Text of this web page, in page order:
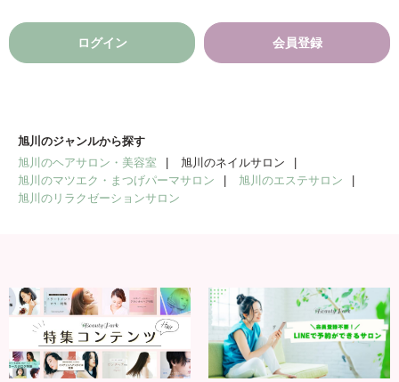
ログイン 会員登録
旭川のジャンルから探す
旭川のヘアサロン・美容室
旭川のネイルサロン
旭川のマツエク・まつげパーマサロン
旭川のエステサロン
旭川のリラクゼーションサロン